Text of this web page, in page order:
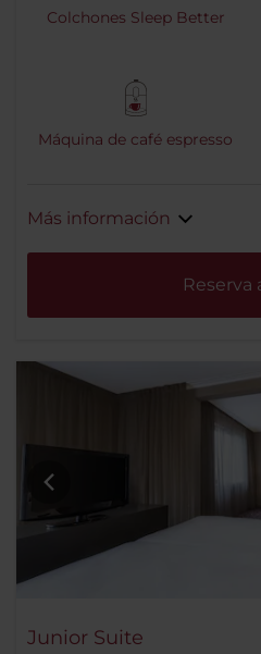
Colchones Sleep Better
Máquina de café espresso
Más información
Reserva
Junior Suite